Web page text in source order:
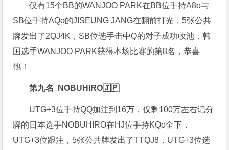
仅有15个BB的WANJOO PARK在BB位手持A8o与
SB位手持AQo的JISEUNG JANG在翻前打光，5张公共
牌发出了2QJ4K，SB位选手击中Q的对子成功收池，韩
国选手WANJOO PARK获得本场比赛的第8名，恭喜
他！
第九名 NOBUHIRO🇯🇵
UTG+3位手持QQ加注到16万，仅剩100万左右记分
牌的日本选手NOBUHIRO在HJ位手持KQo全下，
UTG+3位跟注，5张公共牌发出了TTQJ8，UTG+3位选